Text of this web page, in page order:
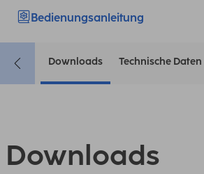
Bedienungsanleitung
Downloads Technische Daten
Downloads